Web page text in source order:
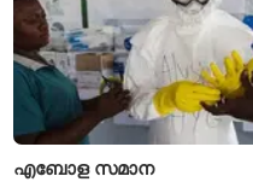
എബോള സമാന